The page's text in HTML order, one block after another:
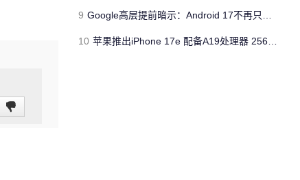
9 Google高层提前暗示：Android 17不再只是操作系统
10 苹果推出iPhone 17e 配备A19处理器 256GB容量起步 刘海屏依旧